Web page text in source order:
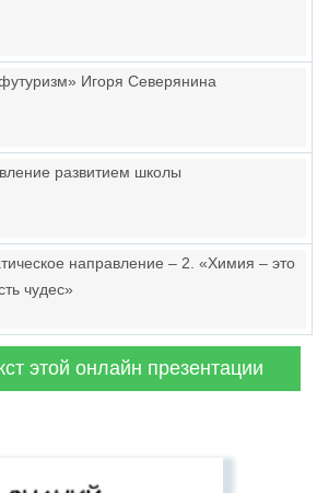
Игоря Северянина
развитием школы
направление – 2. «Химия – это
чудес»
этой онлайн презентации